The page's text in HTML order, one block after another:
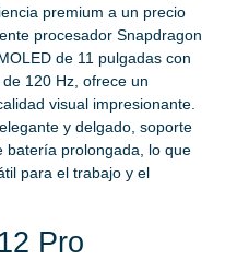
premium a un precio
procesador Snapdragon
de 11 pulgadas con
120 Hz, ofrece un
visual impresionante.
y delgado, soporte
batería prolongada, lo que
para el trabajo y el
Pro